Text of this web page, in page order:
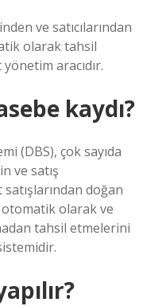
ve satıcılarından
olarak tahsil
aracıdır.
kaydı?
(DBS), çok sayıda
ve satış
doğan
olarak ve
tahsil etmelerini